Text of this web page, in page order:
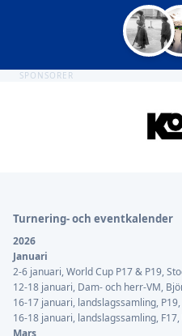
SPONSORER
Turnering- och eventkalender
2026
Januari
2-6 januari, World Cup P17 & P19,
12-18 januari, Dam- och herr-VM,
16-17 januari, landslagssamling,
16-18 januari, landslagssamling,